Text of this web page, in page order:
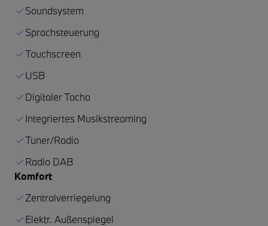
Soundsystem
Sprachsteuerung
Touchscreen
USB
Digitaler Tacho
Integriertes Musikstreaming
Tuner/Radio
Radio DAB
Komfort
Zentralverriegelung
Elektr. Außenspiegel